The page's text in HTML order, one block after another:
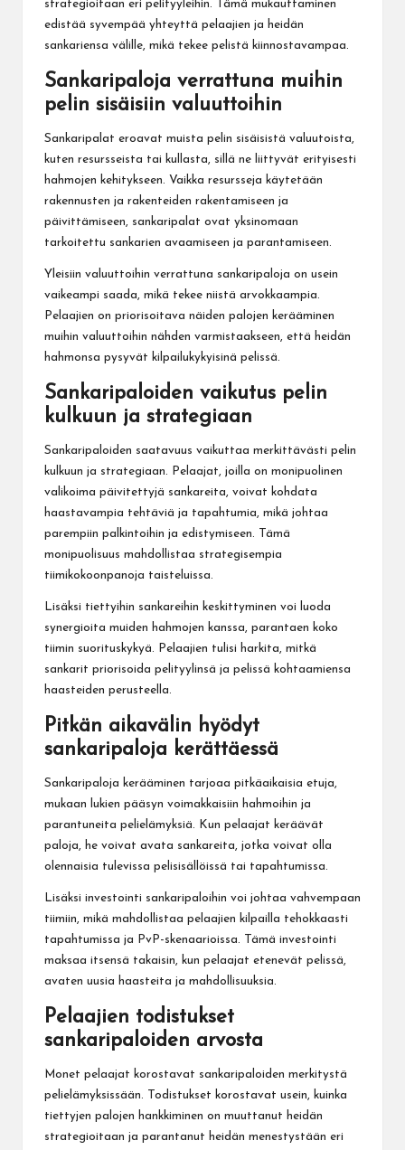
strategioitaan eri pelityyleihin. Tämä mukauttaminen
edistää syvempää yhteyttä pelaajien ja heidän
sankariensa välille, mikä tekee pelistä kiinnostavampaa.
Sankaripaloja verrattuna muihin
pelin sisäisiin valuuttoihin
Sankaripalat eroavat muista pelin sisäisistä valuutoista,
kuten resursseista tai kullasta, sillä ne liittyvät erityisesti
hahmojen kehitykseen. Vaikka resursseja käytetään
rakennusten ja rakenteiden rakentamiseen ja
päivittämiseen, sankaripalat ovat yksinomaan
tarkoitettu sankarien avaamiseen ja parantamiseen.
Yleisiin valuuttoihin verrattuna sankaripaloja on usein
vaikeampi saada, mikä tekee niistä arvokkaampia.
Pelaajien on priorisoitava näiden palojen kerääminen
muihin valuuttoihin nähden varmistaakseen, että heidän
hahmonsa pysyvät kilpailukykyisinä pelissä.
Sankaripaloiden vaikutus pelin
kulkuun ja strategiaan
Sankaripaloiden saatavuus vaikuttaa merkittävästi pelin
kulkuun ja strategiaan. Pelaajat, joilla on monipuolinen
valikoima päivitettyjä sankareita, voivat kohdata
haastavampia tehtäviä ja tapahtumia, mikä johtaa
parempiin palkintoihin ja edistymiseen. Tämä
monipuolisuus mahdollistaa strategisempia
tiimikokoonpanoja taisteluissa.
Lisäksi tiettyihin sankareihin keskittyminen voi luoda
synergioita muiden hahmojen kanssa, parantaen koko
tiimin suorituskykyä. Pelaajien tulisi harkita, mitkä
sankarit priorisoida pelityylinsä ja pelissä kohtaamiensa
haasteiden perusteella.
Pitkän aikavälin hyödyt
sankaripaloja kerättäessä
Sankaripaloja kerääminen tarjoaa pitkäaikaisia etuja,
mukaan lukien pääsyn voimakkaisiin hahmoihin ja
parantuneita pelielämyksiä. Kun pelaajat keräävät
paloja, he voivat avata sankareita, jotka voivat olla
olennaisia tulevissa pelisisällöissä tai tapahtumissa.
Lisäksi investointi sankaripaloihin voi johtaa vahvempaan
tiimiin, mikä mahdollistaa pelaajien kilpailla tehokkaasti
tapahtumissa ja PvP-skenaarioissa. Tämä investointi
maksaa itsensä takaisin, kun pelaajat etenevät pelissä,
avaten uusia haasteita ja mahdollisuuksia.
Pelaajien todistukset
sankaripaloiden arvosta
Monet pelaajat korostavat sankaripaloiden merkitystä
pelielämyksissään. Todistukset korostavat usein, kuinka
tiettyjen palojen hankkiminen on muuttanut heidän
strategioitaan ja parantanut heidän menestystään eri